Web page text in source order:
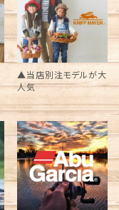
▲当店別注モデルが大
人気